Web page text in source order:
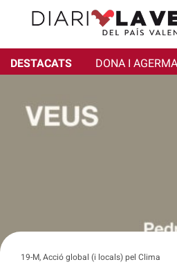
DESTACATS DONA I
19-M, Acció global (i locals) pel Clima